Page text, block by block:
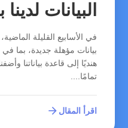
البيانات
هنديًا إلى قاعدة بياناتنا
تمامًا....
اقرأ المقال arrow_forward